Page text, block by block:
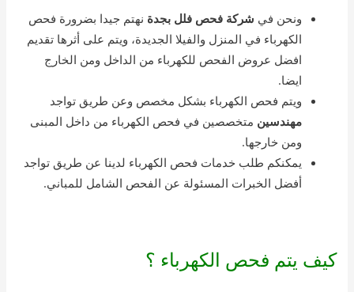
ونحن في شركة فحص فلل بجدة نهتم جيدا بضرورة فحص
الكهرباء في المنزل والفيلا الجديدة، ويتم على أثرها تقديم
افضل عروض الفحص للكهرباء من الداخل ومن الخارج
ايضا.
ويتم فحص الكهرباء بشكل مخصص وعن طريق تواجد
مهندسين متخصصين في فحص الكهرباء من داخل المبنى
ومن خارجها.
يمكنكم طلب خدمات فحص الكهرباء لدينا عن طريق تواجد
أفضل الخبرات المسئولة عن الفحص الشامل للمباني.
كيف يتم فحص الكهرباء ؟